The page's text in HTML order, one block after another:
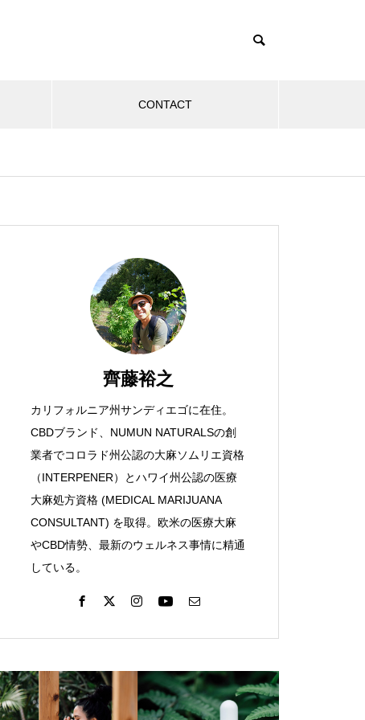
CONTACT
齊藤裕之
カリフォルニア州サンディエゴに在住。
CBDブランド、NUMUN NATURALSの創
業者でコロラド州公認の大麻ソムリエ資格
（INTERPENER）とハワイ州公認の医療
大麻処方資格 (MEDICAL MARIJUANA
CONSULTANT) を取得。欧米の医療大麻
やCBD情勢、最新のウェルネス事情に精通
している。